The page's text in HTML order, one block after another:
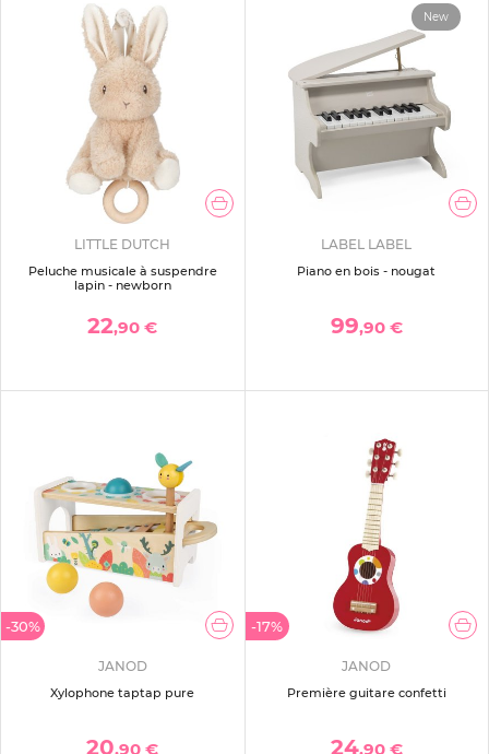
LITTLE DUTCH
Peluche musicale à suspendre
lapin - newborn
22,90 €
New
LABEL LABEL
Piano en bois - nougat
99,90 €
-30%
JANOD
Xylophone taptap pure
20,90 €
-17%
JANOD
Première guitare confetti
24,90 €